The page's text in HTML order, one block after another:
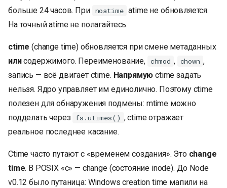
больше 24 часов. При noatime atime не обновляется.
На точный atime не полагайтесь.
ctime (change time) обновляется при смене метаданных
илисодержимого. Переименование, chmod , chown ,
запись — всё двигает ctime. Напрямую ctime задать
нельзя. Ядро управляет им единолично. Поэтому ctime
полезен для обнаружения подмены: mtime можно
подделать через fs.utimes() , ctime отражает
реальное последнее касание.
Ctime часто путают с «временем создания». Это change
time. В POSIX «c» — change (состояние inode). До Node
v0.12 было путаница: Windows creation time мапили на